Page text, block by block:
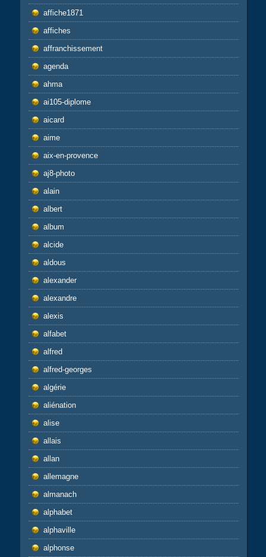
affiche1871
affiches
affranchissement
agenda
ahma
ai105-diplome
aicard
aime
aix-en-provence
aj8-photo
alain
albert
album
alcide
aldous
alexander
alexandre
alexis
alfabet
alfred
alfred-georges
algérie
aliénation
alise
allais
allan
allemagne
almanach
alphabet
alphaville
alphonse